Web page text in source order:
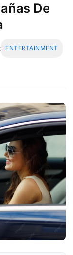
De
ENTERTAINMENT